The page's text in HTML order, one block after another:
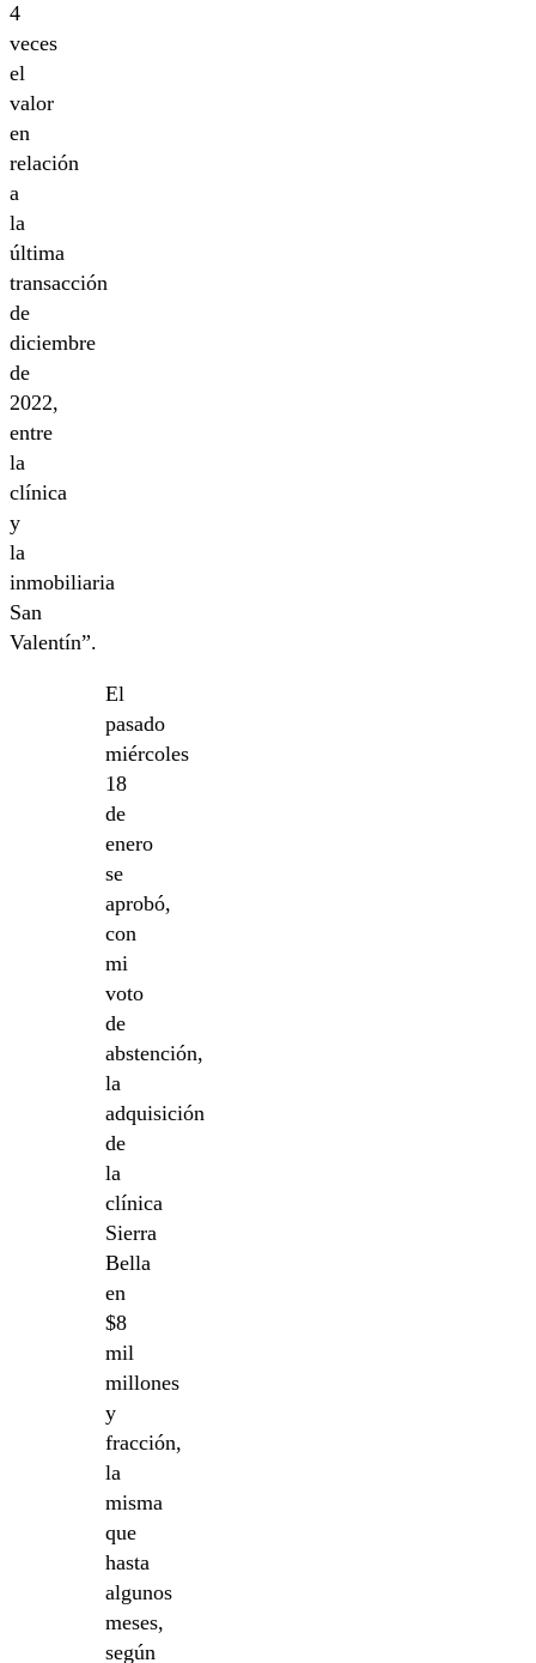
4
veces
el
valor
en
relación
a
la
última
transacción
de
diciembre
de
2022,
entre
la
clínica
y
la
inmobiliaria
San
Valentín”.
El
pasado
miércoles
18
de
enero
se
aprobó,
con
mi
voto
de
abstención,
la
adquisición
de
la
clínica
Sierra
Bella
en
$8
mil
millones
y
fracción,
la
misma
que
hasta
algunos
meses,
según